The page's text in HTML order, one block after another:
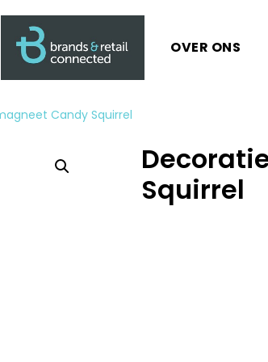
OVER ONS
Candy Squirrel
Squirrel